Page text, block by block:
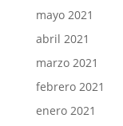
mayo 2021
abril 2021
marzo 2021
febrero 2021
enero 2021